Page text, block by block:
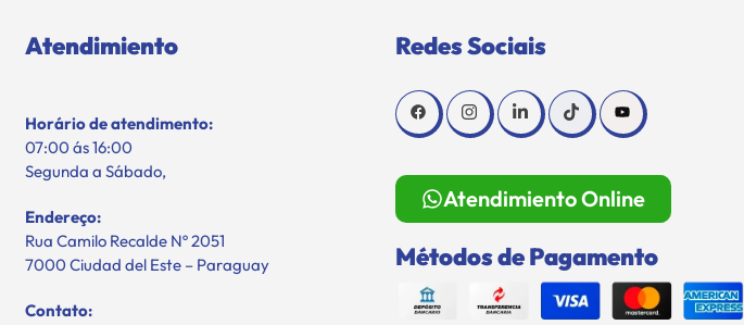
Atendimiento
Horário de atendimento:
07:00 ás 16:00
Segunda a Sábado,
Endereço:
Rua Camilo Recalde Nº 2051
7000 Ciudad del Este – Paraguay
Contato:
Redes Sociais
Atendimiento Online
Métodos de Pagamento